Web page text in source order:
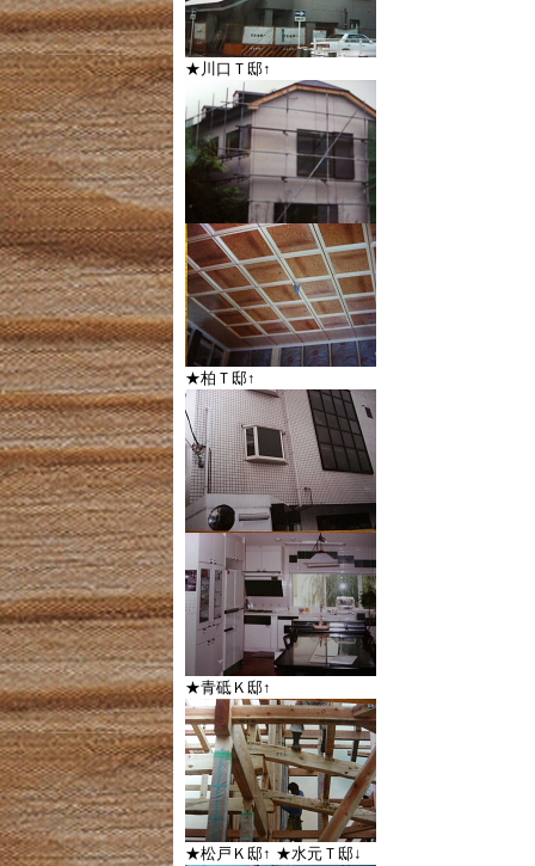
★川口Ｔ邸↑
★柏Ｔ邸↑
★青砥Ｋ邸↑
★松戸Ｋ邸↑ ★水元Ｔ邸↓